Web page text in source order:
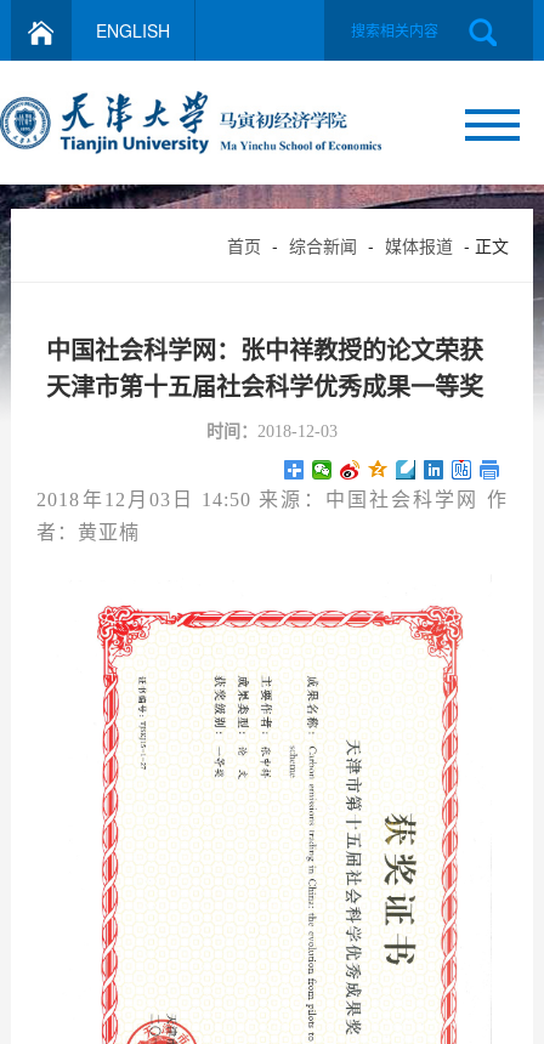
ENGLISH
首页 - 综合新闻 - 媒体报道 - 正文
中国社会科学网：张中祥教授的论文荣获
天津市第十五届社会科学优秀成果一等奖
时间： 2018-12-03
2018年12月03日 14:50 来源：中国社会科学网 作
者：黄亚楠